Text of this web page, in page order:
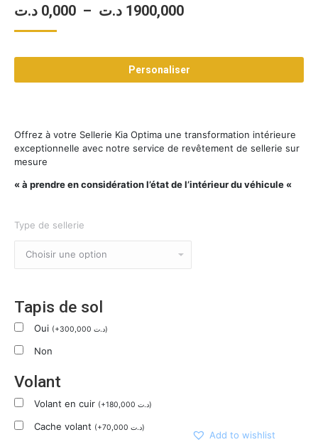
0,000 د.ت – 1900,000 د.ت
Plage
prix :
0,000 د.تPersonaliser
Offrez à votre Sellerie Kia Optima une transformation intérieure
exceptionnelle avec notre service de revêtement de sellerie sur
mesure
« à prendre en considération l’état de l’intérieur du véhicule «
Type de sellerie
Tapis de sol
Oui (+300,000 د.ت)
Non
Volant
Volant en cuir (+180,000 د.ت)
Cache volant (+70,000 د.ت)
Add to wishlist